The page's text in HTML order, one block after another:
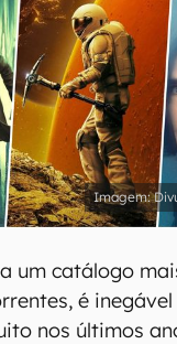
um catálogo
é
nos últimos